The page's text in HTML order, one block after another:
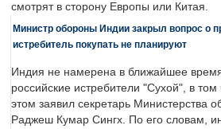
смотрят в сторону Европы или Китая.
Министр обороны Индии закрыл вопрос о
истребитель покупать не планируют
Индия не намерена в ближайшее
российские истребители "Сухой", в
этом заявил секретарь Министерства
Раджеш Кумар Сингх. По его словам,